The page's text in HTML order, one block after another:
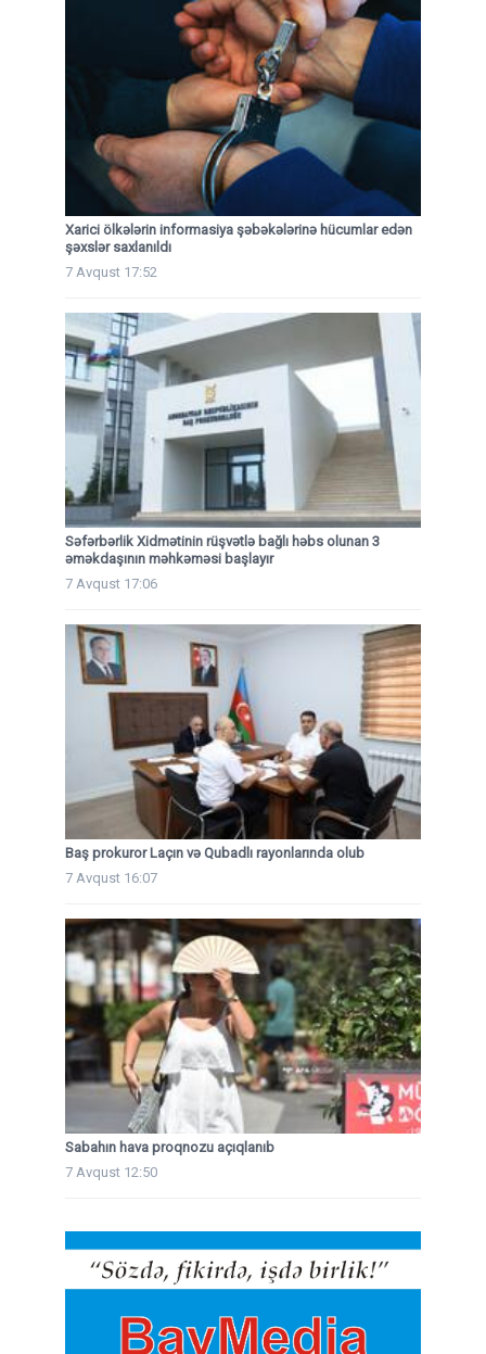
Xarici ölkələrin informasiya şəbəkələrinə hücumlar edən
şəxslər saxlanıldı
7 Avqust 17:52
Səfərbərlik Xidmətinin rüşvətlə bağlı həbs olunan 3
əməkdaşının məhkəməsi başlayır
7 Avqust 17:06
Baş prokuror Laçın və Qubadlı rayonlarında olub
7 Avqust 16:07
Sabahın hava proqnozu açıqlanıb
7 Avqust 12:50